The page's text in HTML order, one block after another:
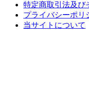
特定商取引法及び
プライバシーポリ
当サイトについて